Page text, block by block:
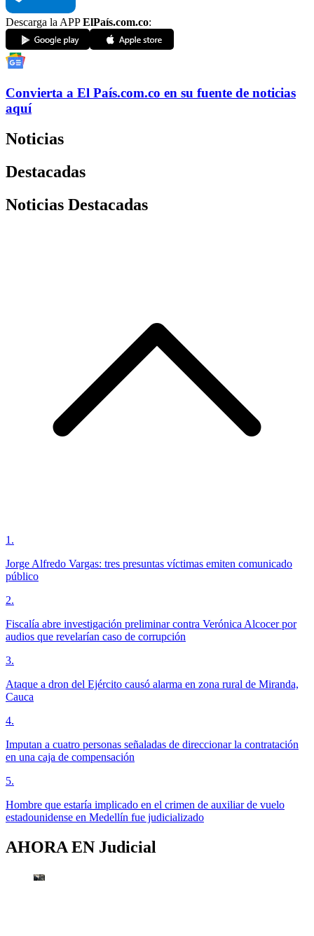
Descarga la APPElPaís.com.co:
Convierta a El País.com.co en su fuente de noticias
aquí
Noticias
Destacadas
Noticias Destacadas
1 .
Jorge Alfredo Vargas: tres presuntas víctimas emiten comunicado
público
2.
Fiscalía abre investigación preliminar contra Verónica Alcocer por
audios que revelarían caso de corrupción
3.
Ataque a dron del Ejército causó alarma en zona rural de Miranda,
Cauca
4.
Imputan a cuatro personas señaladas de direccionar la contratación
en una caja de compensación
5.
Hombre que estaría implicado en el crimen de auxiliar de vuelo
estadounidense en Medellín fue judicializado
AHORA EN Judicial